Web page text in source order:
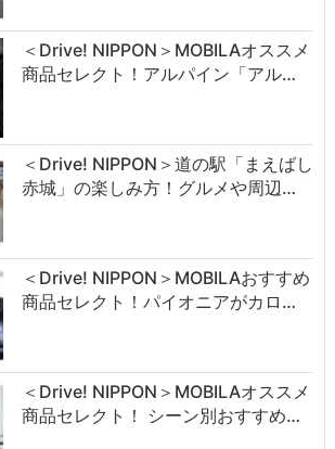
＜Drive! NIPPON＞MOBILAオススメ
商品セレクト！アルパイン「アル…
＜Drive! NIPPON＞道の駅「まえばし
赤城」の楽しみ方！グルメや周辺…
＜Drive! NIPPON＞MOBILAおすすめ
商品セレクト！パイオニアがカロ…
＜Drive! NIPPON＞MOBILAオススメ
商品セレクト！ シーン別おすすめ…